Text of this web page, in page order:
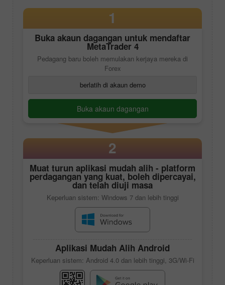
1
Buka akaun dagangan untuk mendaftar
MetaTrader 4
Pedagang baru boleh memulakan kerjaya mereka di
Forex
berlatih di akaun demo
Buka akaun dagangan
2
Muat turun aplikasi mudah alih - platform
perdagangan yang kuat, boleh dipercayai,
dan telah diuji masa
Keperluan sistem: Windows 7 dan lebih tinggi
Aplikasi Mudah Alih Android
Keperluan sistem: Android 4.0 dan lebih tinggi, 3G/Wi-Fi